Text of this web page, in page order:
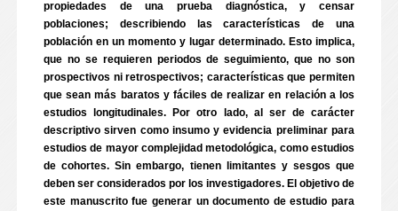
propiedades de una prueba diagnóstica, y censar
poblaciones; describiendo las características de una
población en un momento y lugar determinado. Esto implica,
que no se requieren periodos de seguimiento, que no son
prospectivos ni retrospectivos; características que permiten
que sean más baratos y fáciles de realizar en relación a los
estudios longitudinales. Por otro lado, al ser de carácter
descriptivo sirven como insumo y evidencia preliminar para
estudios de mayor complejidad metodológica, como estudios
de cohortes. Sin embargo, tienen limitantes y sesgos que
deben ser considerados por los investigadores. El objetivo de
este manuscrito fue generar un documento de estudio para